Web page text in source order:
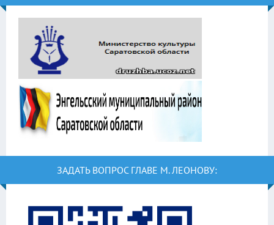
ЗАДАТЬ ВОПРОС ГЛАВЕ М. ЛЕОНОВУ: